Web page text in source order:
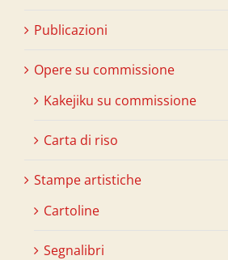
Publicazioni
Opere su commissione
Kakejiku su commissione
Carta di riso
Stampe artistiche
Cartoline
Segnalibri